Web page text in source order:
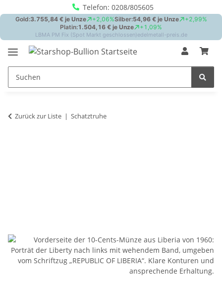
Telefon: 0208/805605
Zurück zur Liste Schatztruhe